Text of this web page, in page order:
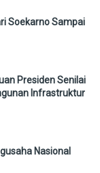
Soekarno Sampai
Presiden Senilai
Infrastruktur
Nasional